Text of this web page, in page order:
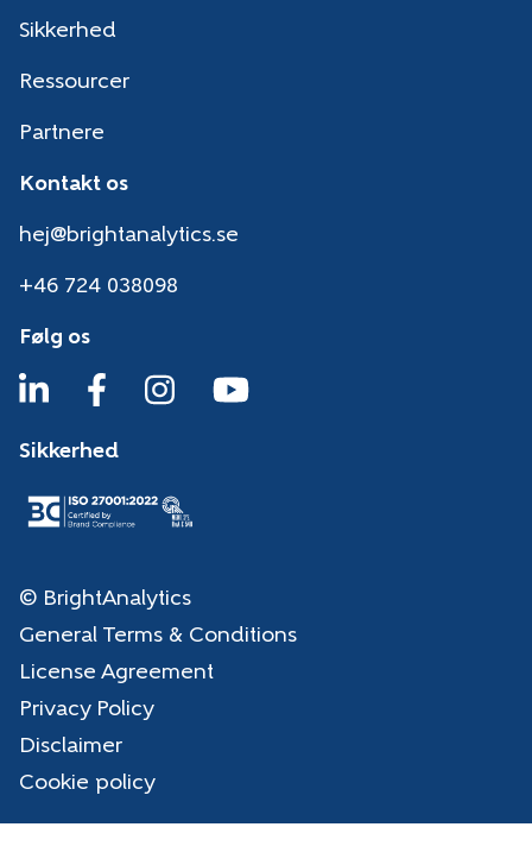
Sikkerhed
Ressourcer
Partnere
Kontakt os
hej@brightanalytics.se
+46 724 038098
Følg os
Sikkerhed
© BrightAnalytics
General Terms & Conditions
License Agreement
Privacy Policy
Disclaimer
Cookie policy